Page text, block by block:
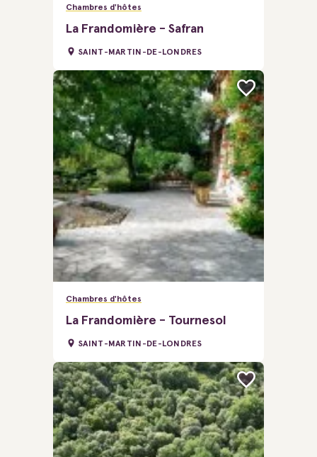
Chambres d'hôtes
La Frandomière - Safran
SAINT-MARTIN-DE-LONDRES
Chambres d'hôtes
La Frandomière - Tournesol
SAINT-MARTIN-DE-LONDRES